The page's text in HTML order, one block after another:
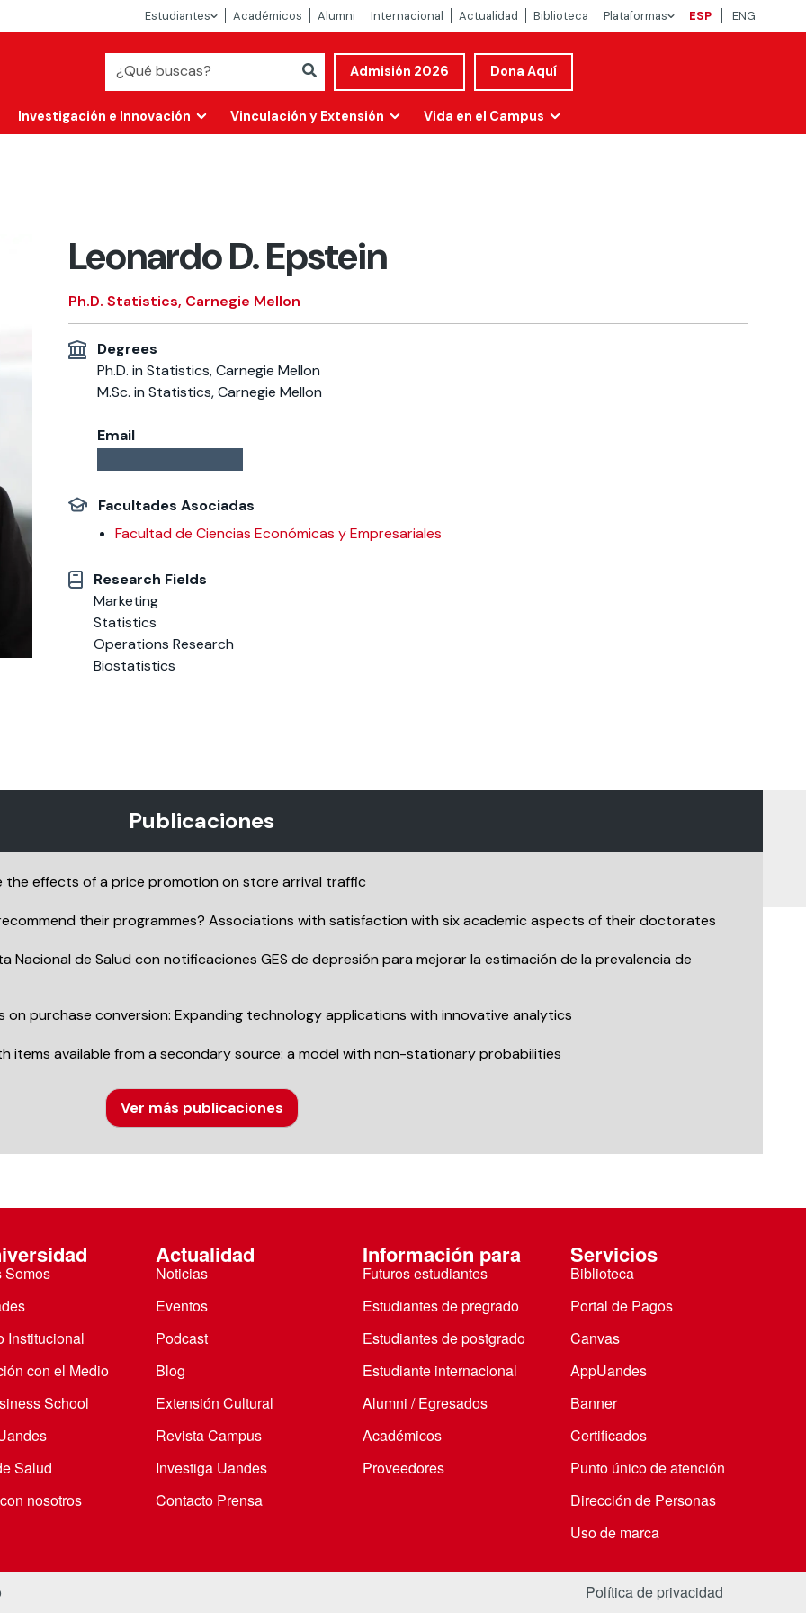
Estudiantes Académicos Alumni Internacional Actualidad Biblioteca Plataformas ESP ENG
Admisión 2026 Dona Aquí
Investigación e Innovación Vinculación y Extensión Vida en el Campus
Leonardo D. Epstein
Ph.D. Statistics, Carnegie Mellon
Degrees
Ph.D. in Statistics, Carnegie Mellon
M.Sc. in Statistics, Carnegie Mellon
Email
Facultades Asociadas
Facultad de Ciencias Económicas y Empresariales
Research Fields
Marketing
Statistics
Operations Research
Biostatistics
Publicaciones
the effects of a price promotion on store arrival traffic
their programmes? Associations with satisfaction with six academic aspects of their doctorates
Nacional de Salud con notificaciones GES de depresión para mejorar la estimación de la prevalencia de
purchase conversion: Expanding technology applications with innovative analytics
items available from a secondary source: a model with non-stationary probabilities
Ver más publicaciones
Somos
Institucional
con el Medio
School
Salud
nosotros
Actualidad
Noticias
Eventos
Podcast
Blog
Extensión Cultural
Revista Campus
Investiga Uandes
Contacto Prensa
Información para
Futuros estudiantes
Estudiantes de pregrado
Estudiantes de postgrado
Estudiante internacional
Alumni / Egresados
Académicos
Proveedores
Servicios
Biblioteca
Portal de Pagos
Canvas
AppUandes
Banner
Certificados
Punto único de atención
Dirección de Personas
Uso de marca
Política de privacidad